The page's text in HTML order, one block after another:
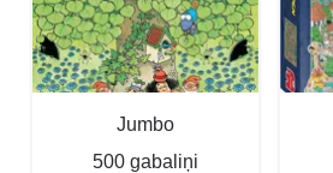
Jumbo
500 gabaliņi